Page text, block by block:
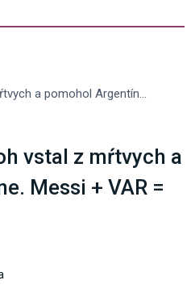
Ohlasy médií – Boh vstal z mŕtvych a pomohol Argentíne. Messi + VAR = smrtiaci koktejl
vstal z mŕtvych a
Messi + VAR =